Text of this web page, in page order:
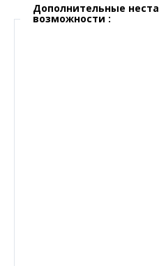
Дополнительные
возможности :